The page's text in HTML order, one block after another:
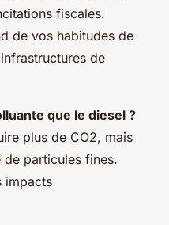
fiscales.
de vos habitudes de
de
que le diesel ?
plus de CO2, mais
de particules fines.
impacts